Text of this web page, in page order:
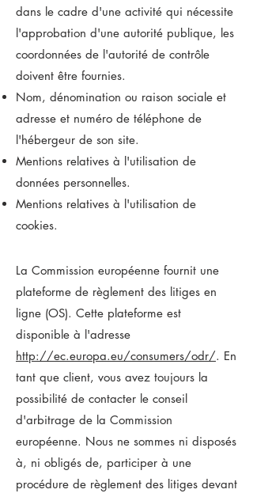
dans le cadre d'une activité qui nécessite
l'approbation d'une autorité publique, les
coordonnées de l'autorité de contrôle
doivent être fournies. ​​​
Nom, dénomination ou raison sociale et
adresse et numéro de téléphone de
l'hébergeur de son site.
Mentions relatives à l'utilisation de
données personnelles.
Mentions relatives à l'utilisation de
cookies.
La Commission européenne fournit une
plateforme de règlement des litiges en
ligne (OS). Cette plateforme est
disponible à l'adresse
http://ec.europa.eu/consumers/odr/. En
tant que client, vous avez toujours la
possibilité de contacter le conseil
d'arbitrage de la Commission
européenne. Nous ne sommes ni disposés
à, ni obligés de, participer à une
procédure de règlement des litiges devant